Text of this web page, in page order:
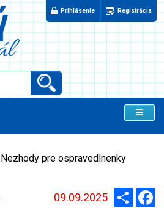
Prihlásenie Registrácia
Nezhody pre ospravedlnenky
09.09.2025 Zdieľaj